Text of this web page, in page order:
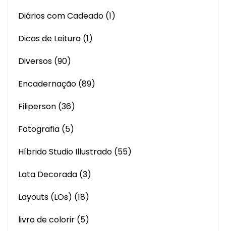
Diários com Cadeado (1)
Dicas de Leitura (1)
Diversos (90)
Encadernação (89)
Filiperson (36)
Fotografia (5)
Híbrido Studio Illustrado (55)
Lata Decorada (3)
Layouts (LOs) (18)
livro de colorir (5)